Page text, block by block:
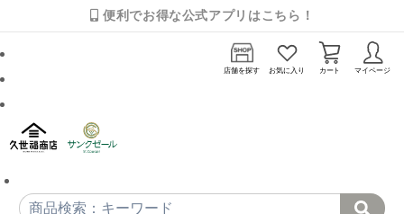
便利でお得な公式アプリはこちら！
店舗を探す お気に入り カート マイページ